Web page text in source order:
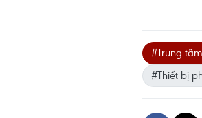
#Trung
#Thiết bị